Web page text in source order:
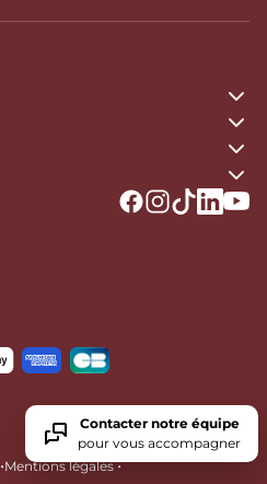
•Mentions légales•
Contacter notre équipe
pour vous accompagner